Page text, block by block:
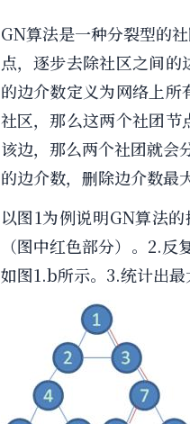
GN算法是一种分裂型的
点，逐步去除社区之间
的边介数定义为网络上
社区，那么这两个社团
该边，那么两个社团就会
的边介数，删除边介数最
以图1为例说明GN算法
（图中红色部分）。2.
如图1.b所示。3.统计出最